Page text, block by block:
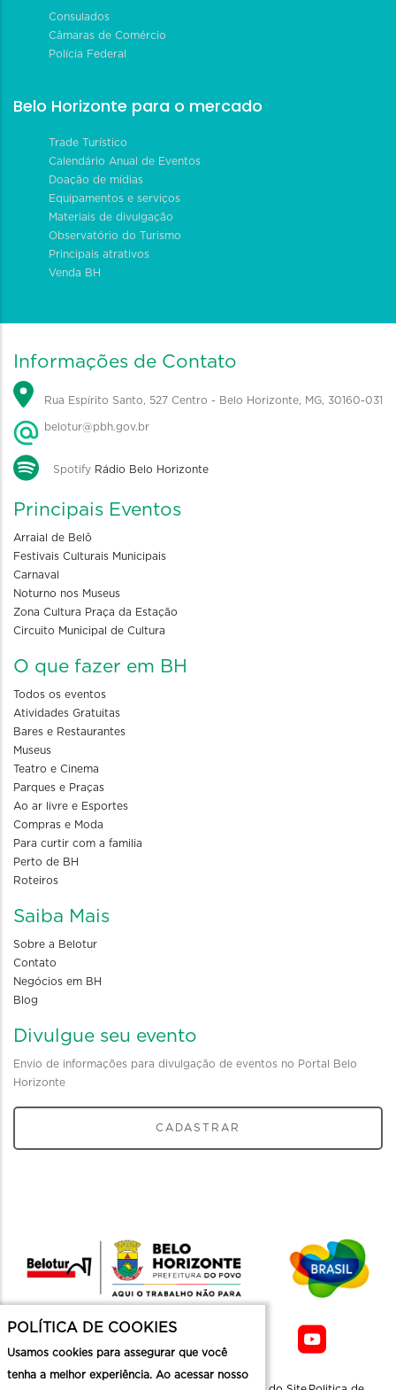
Consulados
Câmaras de Comércio
Polícia Federal
Belo Horizonte para o mercado
Trade Turístico
Calendário Anual de Eventos
Doação de mídias
Equipamentos e serviços
Materiais de divulgação
Observatório do Turismo
Principais atrativos
Venda BH
Informações de Contato
Rua Espírito Santo, 527 Centro - Belo Horizonte, MG, 30160-031
belotur@pbh.gov.br
Spotify Rádio Belo Horizonte
Principais Eventos
Arraial de Belô
Festivais Culturais Municipais
Carnaval
Noturno nos Museus
Zona Cultura Praça da Estação
Circuito Municipal de Cultura
O que fazer em BH
Todos os eventos
Atividades Gratuitas
Bares e Restaurantes
Museus
Teatro e Cinema
Parques e Praças
Ao ar livre e Esportes
Compras e Moda
Para curtir com a familia
Perto de BH
Roteiros
Saiba Mais
Sobre a Belotur
Contato
Negócios em BH
Blog
Divulgue seu evento
Envio de informações para divulgação de eventos no Portal Belo
Horizonte
CADASTRAR
POLÍTICA DE COOKIES
Usamos cookies para assegurar que você
tenha a melhor experiência. Ao acessar nosso